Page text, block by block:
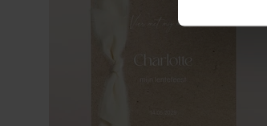
Fleurige placemat met bloemenkrans